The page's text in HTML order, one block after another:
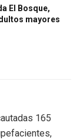
El Bosque,
mayores
165